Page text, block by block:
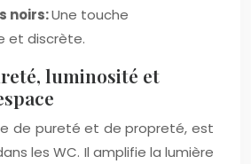
noirs:Une touche
et discrète.
luminosité et
de pureté et de propreté, est
les WC. Il amplifie la lumière